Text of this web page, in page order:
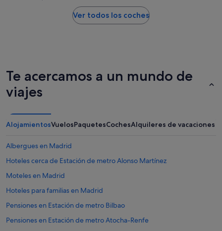
Ver todos los coches
Te acercamos a un mundo de
viajes
AlojamientosVuelosPaquetesCochesAlquileres de vacaciones
Albergues en Madrid
Hoteles cerca de Estación de metro Alonso Martínez
Moteles en Madrid
Hoteles para familias en Madrid
Pensiones en Estación de metro Bilbao
Pensiones en Estación de metro Atocha-Renfe